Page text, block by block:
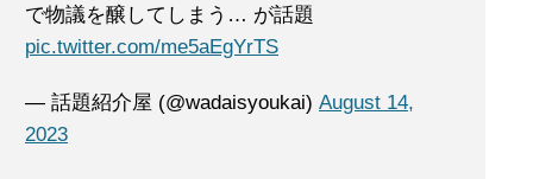
で物議を醸してしまう… が話題
pic.twitter.com/me5aEgYrTS
— 話題紹介屋 (@wadaisyoukai) August 14,
2023